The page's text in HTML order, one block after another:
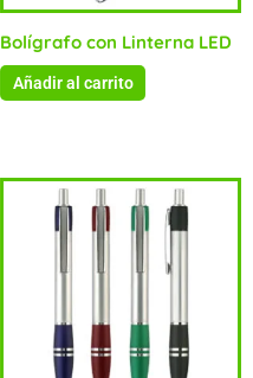
Bolígrafo con Linterna LED
Añadir al carrito